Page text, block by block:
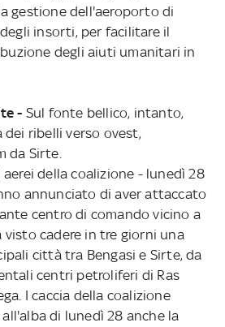
gestione dell'aeroporto di
insorti, per facilitare il
degli aiuti umanitari in
- Sul fonte bellico, intanto,
dei ribelli verso ovest,
da Sirte.
della coalizione - lunedì 28
annunciato di aver attaccato
centro di comando vicino a
visto cadere in tre giorni una
città tra Bengasi e Sirte, da
centri petroliferi di Ras
I caccia della coalizione
di lunedì 28 anche la